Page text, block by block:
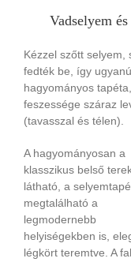
Vadselyem
Kézzel szőtt
fedték be, így
hagyományos
feszessége száraz
(tavasszal és télen).
A hagyományosan a
klasszikus belső
látható, a
megtalálható a
legmodernebb
helyiségekben is,
légkört teremtve. A